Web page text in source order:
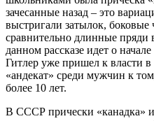
зачесанные назад – это
выстригали затылок, боковые
сравнительно длинные пряди
данном рассказе идет о
Гитлер уже пришел к власти
«андекат» среди мужчин к
более 10 лет.
В СССР прически «канадка»